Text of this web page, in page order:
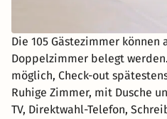
Die 105 Gästezimmer können
Doppelzimmer belegt
möglich, Check-out
Ruhige Zimmer, mit Dusche
TV, Direktwahl-Telefon,